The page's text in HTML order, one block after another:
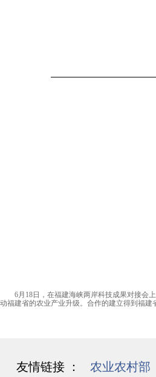
6月18日，在福建海峡两岸科技成果对接会上
动福建省的农业产业升级。合作的建立得到福
友情链接 ： 农业农村部